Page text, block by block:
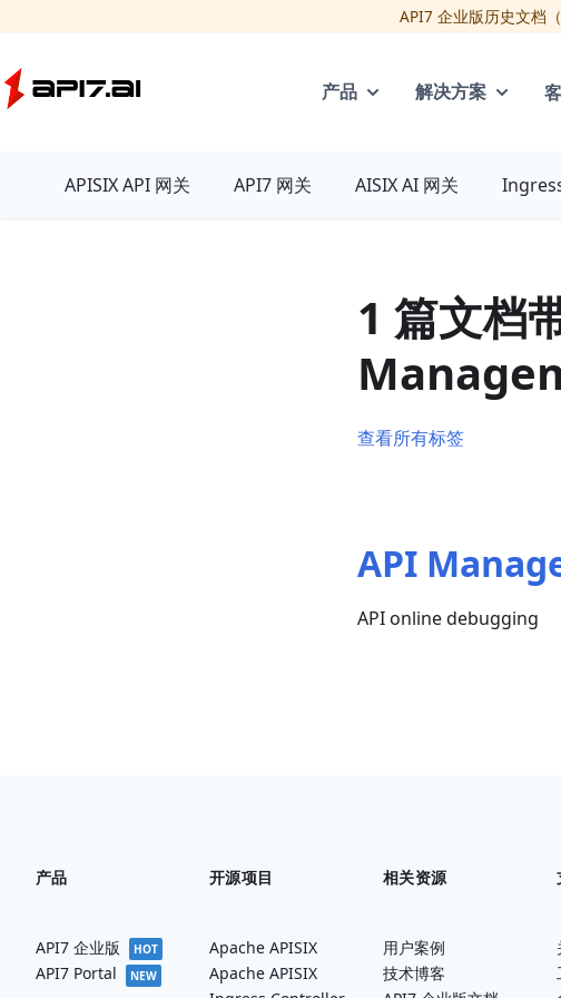
API7 企业版历史文档
API7
产品 解决方案
APISIX API 网关 API7 网关 AISIX AI 网关
1 篇文档
查看所有标签
API
API online debugging
产品
API7 企业版 HOT
API7 Portal NEW
开源项目
Apache APISIX
Apache APISIX
相关资源
用户案例
技术博客